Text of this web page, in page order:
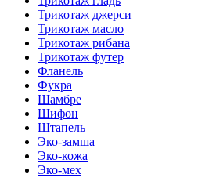
Трикотаж джерси
Трикотаж масло
Трикотаж рибана
Трикотаж футер
Фланель
Фукра
Шамбре
Шифон
Штапель
Эко-замша
Эко-кожа
Эко-мех